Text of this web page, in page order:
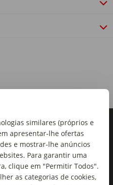
similares (próprios e
apresentar-lhe ofertas
e mostrar-lhe anúncios
Para garantir uma
clique em "Permitir Todos".
as categorias de cookies,